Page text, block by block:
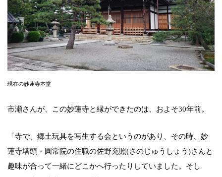
現在の妙蓮寺本堂
市瀬さんが、この妙蓮寺と縁ができたのは、およそ30年前。
「寺で、郷土玩具を写生する会というのがあり、その時、妙
蓮寺塔頭・圓常院の住職の佐野充照(さのじゅうしょう)さんと
趣味が合って一緒にどこかへ行ったりしていました。そし